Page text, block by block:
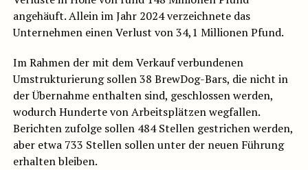
angehäuft. Allein im Jahr 2024 verzeichnete das
Unternehmen einen Verlust von 34,1 Millionen Pfund.
Im Rahmen der mit dem Verkauf verbundenen
Umstrukturierung sollen 38 BrewDog-Bars, die nicht in
der Übernahme enthalten sind, geschlossen werden,
wodurch Hunderte von Arbeitsplätzen wegfallen.
Berichten zufolge sollen 484 Stellen gestrichen werden,
aber etwa 733 Stellen sollen unter der neuen Führung
erhalten bleiben.